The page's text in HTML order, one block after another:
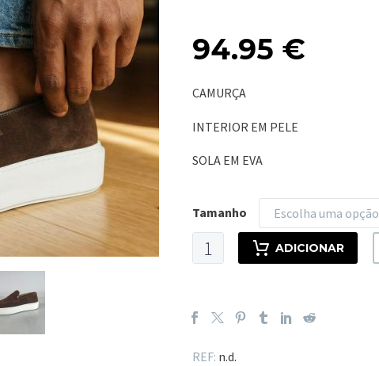
94.95 €
CAMURÇA
INTERIOR EM PELE
SOLA EM EVA
Tamanho
Escolha uma opção
Quantidade
de
ADICIONAR
REF: n.d.